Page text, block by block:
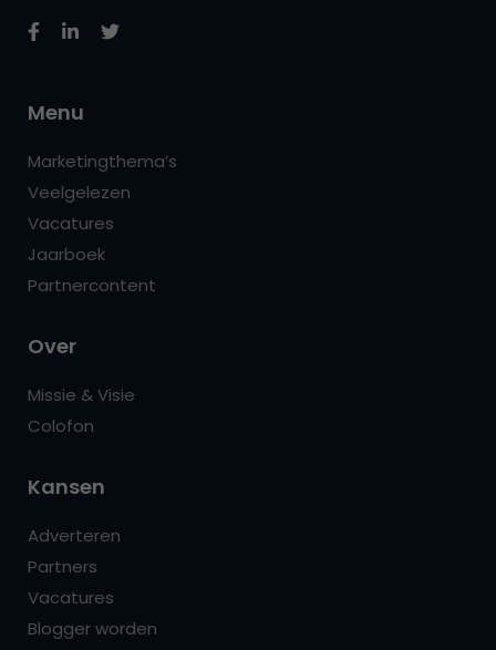
Menu
Marketingthema’s
Veelgelezen
Vacatures
Jaarboek
Partnercontent
Over
Missie & Visie
Colofon
Kansen
Adverteren
Partners
Vacatures
Blogger worden